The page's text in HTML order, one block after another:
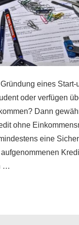
eines Start-
oder verfügen
Dann
ohne
eine
…